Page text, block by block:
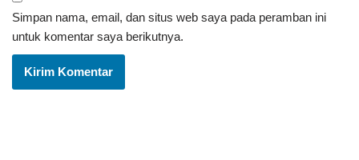
Simpan nama, email, dan situs web saya pada peramban ini
untuk komentar saya berikutnya.